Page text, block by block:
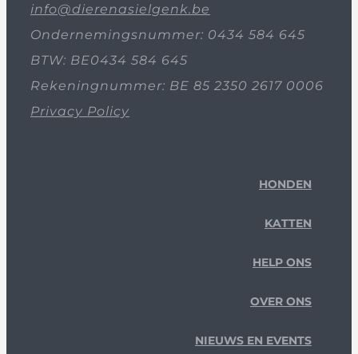
info@dierenasielgenk.be
Ondernemingsnummer: 0434 584 645
BTW: BE0434 584 645
Rekeningnummer: BE 85 2350 2617 0006
Privacy Policy
HONDEN
KATTEN
HELP ONS
OVER ONS
NIEUWS EN EVENTS